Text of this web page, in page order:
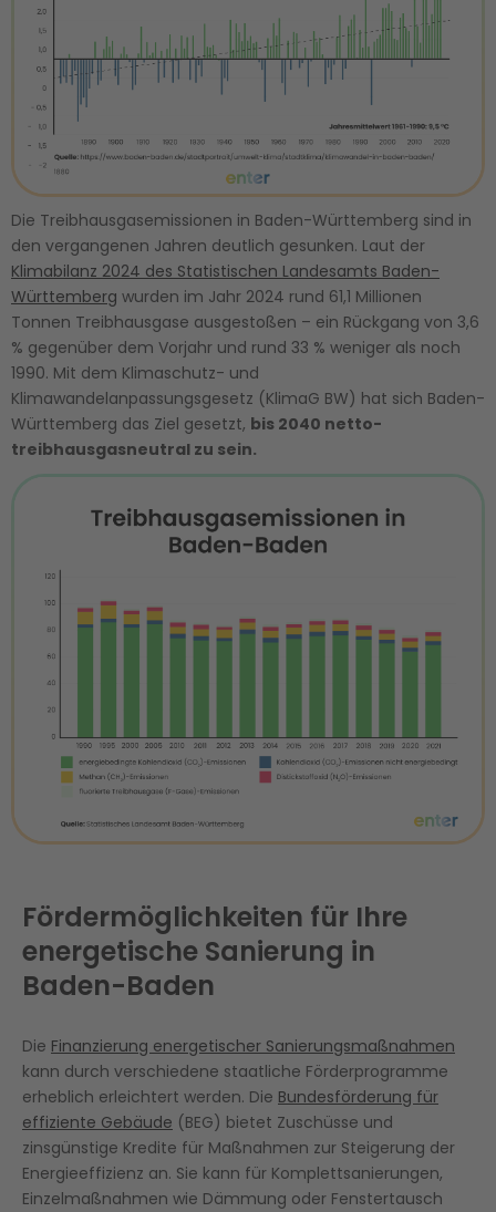
Die Treibhausgasemissionen in Baden-Württemberg sind in
den vergangenen Jahren deutlich gesunken. Laut der
Klimabilanz 2024 des Statistischen Landesamts Baden-
Württemberg wurden im Jahr 2024 rund 61,1 Millionen
Tonnen Treibhausgase ausgestoßen – ein Rückgang von 3,6
% gegenüber dem Vorjahr und rund 33 % weniger als noch
1990. Mit dem Klimaschutz- und
Klimawandelanpassungsgesetz (KlimaG BW) hat sich Baden-
Württemberg das Ziel gesetzt, bis 2040 netto-
treibhausgasneutral zu sein.
Fördermöglichkeiten für Ihre
energetische Sanierung in
Baden-Baden
Die Finanzierung energetischer Sanierungsmaßnahmen
kann durch verschiedene staatliche Förderprogramme
erheblich erleichtert werden. Die Bundesförderung für
effiziente Gebäude (BEG) bietet Zuschüsse und
zinsgünstige Kredite für Maßnahmen zur Steigerung der
Energieeffizienz an. Sie kann für Komplettsanierungen,
Einzelmaßnahmen wie Dämmung oder Fenstertausch